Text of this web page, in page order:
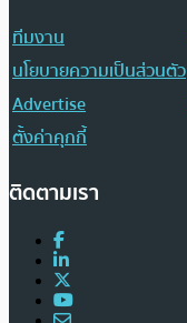
ทีมงาน
นโยบายความเป็นส่วนตัว
Advertise
ตั้งค่าคุกกี้
ติดตามเรา